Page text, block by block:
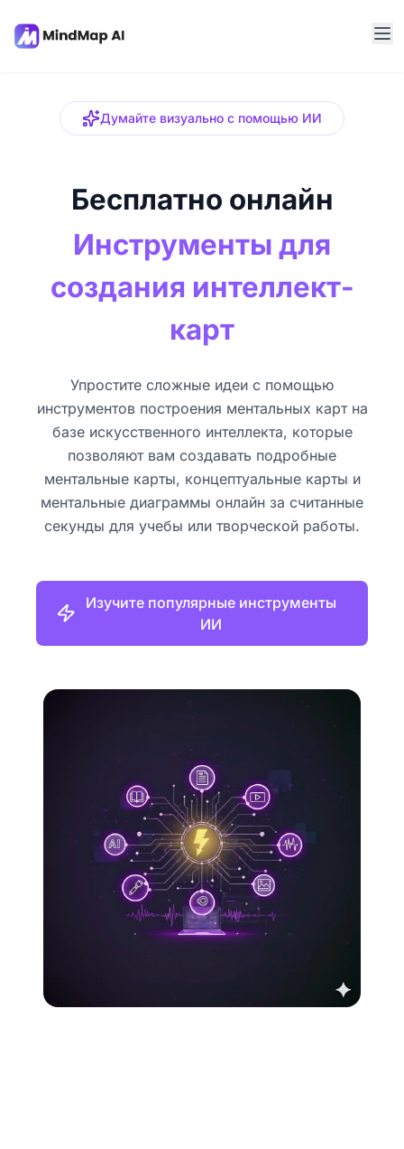
Думайте визуально с помощью ИИ
Бесплатно онлайн
Инструменты для
создания интеллект-
карт
Упростите сложные идеи с помощью
инструментов построения ментальных карт на
базе искусственного интеллекта, которые
позволяют вам создавать подробные
ментальные карты, концептуальные карты и
ментальные диаграммы онлайн за считанные
секунды для учебы или творческой работы.
Изучите популярные инструменты
ИИ